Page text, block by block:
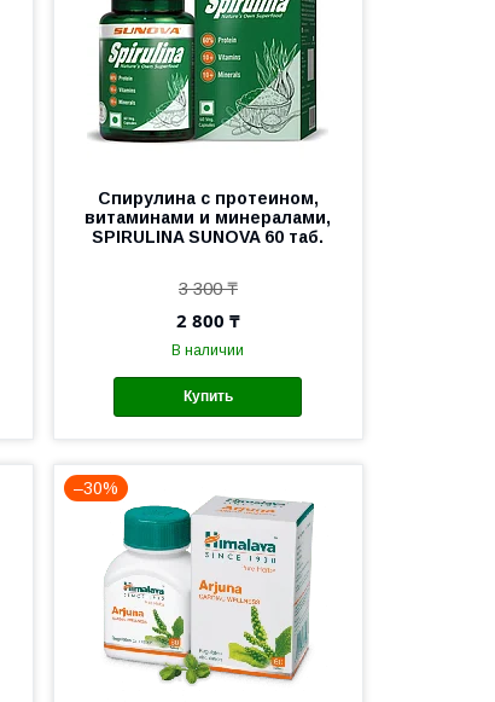
Спирулина с протеином,
витаминами и минералами,
SPIRULINA SUNOVA 60 таб.
3 300 ₸
2 800 ₸
В наличии
Купить
–30%